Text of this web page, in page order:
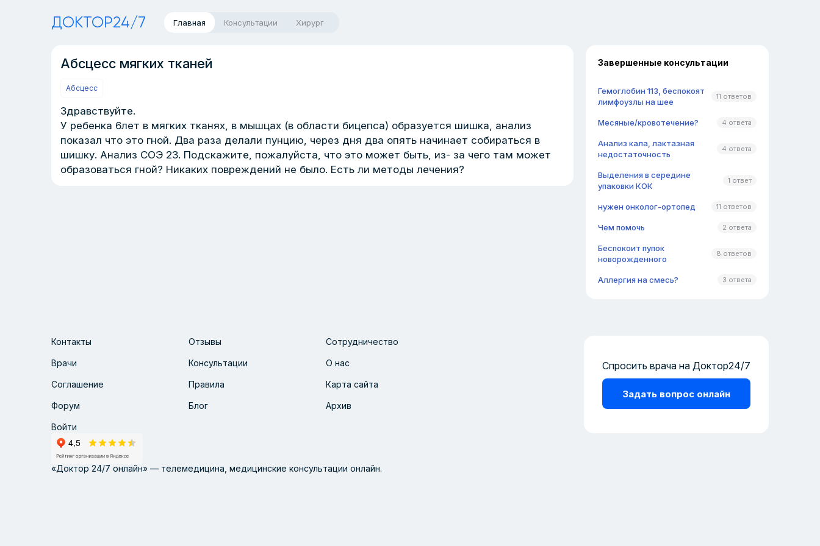
ДОКТОР24/7 Главная Консультации Хирург
Абсцесс мягких тканей
Абсцесс
Здравствуйте.
У ребенка 6лет в мягких тканях, в мышцах (в области бицепса) образуется шишка, анализ
показал что это гной. Два раза делали пунцию, через дня два опять начинает собираться в
шишку. Анализ СОЭ 23. Подскажите, пожалуйста, что это может быть, из- за чего там может
образоваться гной? Никаких повреждений не было. Есть ли методы лечения?
Завершенные консультации
Гемоглобин 113, беспокоят
лимфоузлы на шее
11 ответов
Месяные/кровотечение? 4 ответа
Анализ кала, лактазная
недостаточность
4 ответа
Выделения в середине
упаковки КОК
1 ответ
нужен онколог-ортопед 11 ответов
Чем помочь 2 ответа
Беспокоит пупок
новорожденного
8 ответов
Аллергия на смесь? 3 ответа
Контакты Отзывы Сотрудничество
Врачи Консультации О нас
Соглашение Правила Карта сайта
Форум Блог Архив
Войти
Спросить врача на Доктор24/7
Задать вопрос онлайн
«Доктор 24/7 онлайн» — телемедицина, медицинские консультации онлайн.